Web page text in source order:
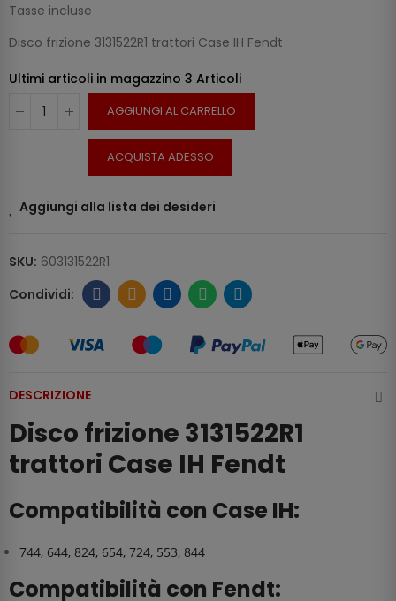
Tasse incluse
Disco frizione 3131522R1 trattori Case IH Fendt
Ultimi articoli in magazzino 3 Articoli
AGGIUNGI AL CARRELLO
ACQUISTA ADESSO
Aggiungi alla lista dei desideri
SKU: 603131522R1
DESCRIZIONE
Disco frizione 3131522R1
trattori Case IH Fendt
Compatibilità con Case IH:
744, 644, 824, 654, 724, 553, 844
Compatibilità con Fendt: